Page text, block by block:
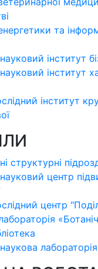
та
інститут
інститут
інститут
структурні
центр
центр